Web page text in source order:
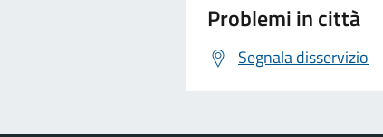
Problemi in città
Segnala disservizio